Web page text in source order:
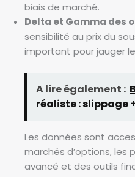
biais de marché.
Delta et Gamma des
sensibilité au prix du
important pour jauger
A lire également :
réaliste : slippage
Les données sont
marchés d’options,
avancé et des outils